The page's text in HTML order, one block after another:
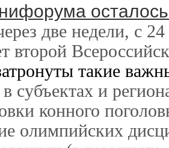
две недели, с
второй
такие
в субъектах и
конного
олимпийских